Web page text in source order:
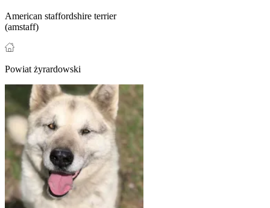
American staffordshire terrier
(amstaff)
Powiat żyrardowski